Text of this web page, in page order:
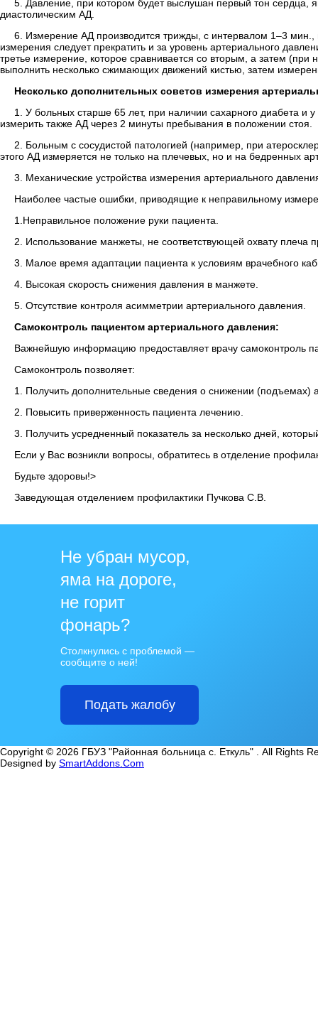
5. Давление, при котором будет выслушан первый тон сердца,
диастолическим АД.
6. Измерение АД производится трижды, с интервалом 1–3
измерения следует прекратить и за уровень артериального
третье измерение, которое сравнивается со вторым, а затем
выполнить несколько сжимающих движений кистью, затем
Несколько дополнительных советов измерения
1. У больных старше 65 лет, при наличии сахарного диабета
измерить также АД через 2 минуты пребывания в положении стоя.
2. Больным с сосудистой патологией (например, при
этого АД измеряется не только на плечевых, но и на бедренных
3. Механические устройства измерения артериального
Наиболее частые ошибки, приводящие к неправильному
1.Неправильное положение руки пациента.
2. Использование манжеты, не соответствующей охвату плеча
3. Малое время адаптации пациента к условиям врачебного
4. Высокая скорость снижения давления в манжете.
5. Отсутствие контроля асимметрии артериального давления.
Самоконтроль пациентом артериального давления:
Важнейшую информацию предоставляет врачу самоконтроль
Самоконтроль позволяет:
1. Получить дополнительные сведения о снижении (подъемах)
2. Повысить приверженность пациента лечению.
3. Получить усредненный показатель за несколько дней,
Если у Вас возникли вопросы, обратитесь в отделение
Будьте здоровы!>
Заведующая отделением профилактики Пучкова С.В.
Не убран мусор,
яма на дороге,
не горит
фонарь?
Столкнулись с проблемой —
сообщите о ней!
Подать жалобу
Copyright © 2026 ГБУЗ "Районная больница с. Еткуль" . All Rights
Designed by SmartAddons.Com